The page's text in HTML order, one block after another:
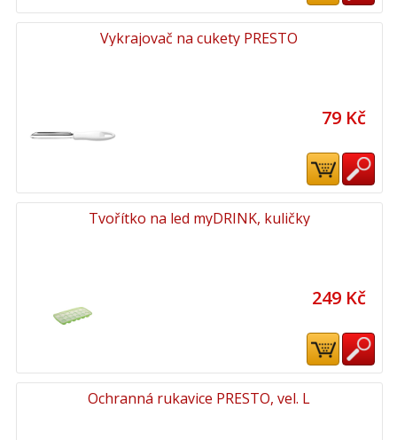
Vykrajovač na cukety PRESTO
79 Kč
Tvořítko na led myDRINK, kuličky
249 Kč
Ochranná rukavice PRESTO, vel. L